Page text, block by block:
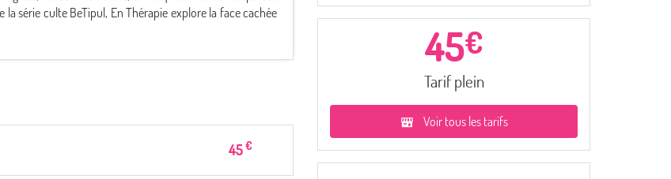
série culte BeTipul, En Thérapie explore la face cachée
45€
45€
Tarif plein
Voir tous les tarifs